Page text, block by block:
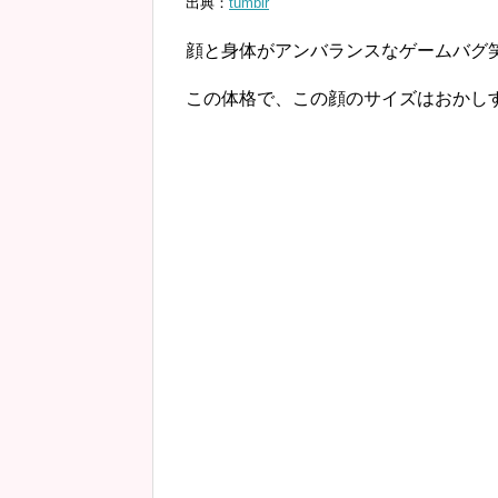
顔と身体がアンバランスなゲームバグ
この体格で、この顔のサイズはおかし